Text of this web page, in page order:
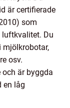
är certifierade
som
Du
mjölkrobotar,
osv.
är byggda
en låg